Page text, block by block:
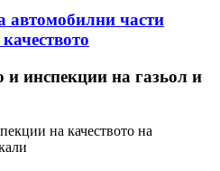
автомобилни части
и инспекции на газьол и